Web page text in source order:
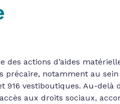
des actions d’aides
précaire, notamment au sein
vestiboutiques. Au-delà
aux droits sociaux,